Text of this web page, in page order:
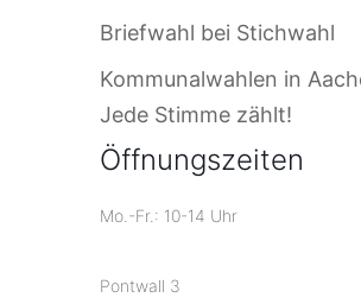
Briefwahl bei Stichwahl
Kommunalwahlen in
Jede Stimme zählt!
Öffnungszeiten
Mo.-Fr.: 10-14 Uhr
Pontwall 3